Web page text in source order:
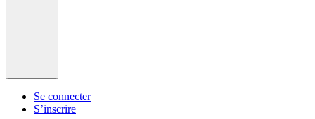
Se connecter
S’inscrire